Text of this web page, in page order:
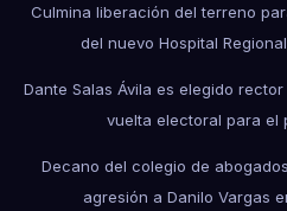
Culmina liberación del terreno
del nuevo Hospital
Dante Salas Ávila es elegido
vuelta electoral para el
Decano del colegio de
agresión a Danilo Vargas